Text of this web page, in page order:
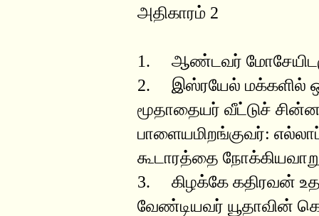
அதிகாரம் 2
1. ஆண்டவர்
2. இஸ்ரயேல் மக்களில்
மூதாதையர் வீட்டுச்
பாளையமிறங்குவர்: எல்லாப்
கூடாரத்தை
3. கிழக்கே கதிரவன்
வேண்டியவர் யூதாவின்